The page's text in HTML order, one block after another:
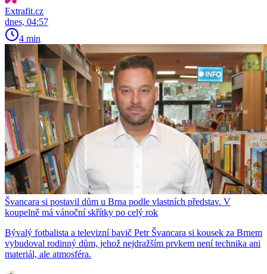
Extrafit.cz
dnes, 04:57
4 min
Švancara si postavil dům u Brna podle vlastních představ. V
koupelně má vánoční skřítky po celý rok
Bývalý fotbalista a televizní bavič Petr Švancara si kousek za Brnem
vybudoval rodinný dům, jehož nejdražším prvkem není technika ani
materiál, ale atmosféra.